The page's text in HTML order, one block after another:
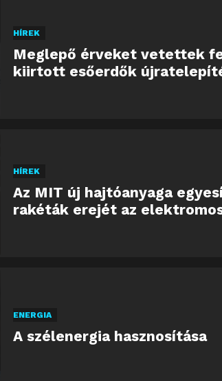
HÍREK
Meglepő érveket vetettek
kiirtott esőerdők
HÍREK
Az MIT új hajtóanyaga
rakéták erejét az
ENERGIA
A szélenergia hasznosítása